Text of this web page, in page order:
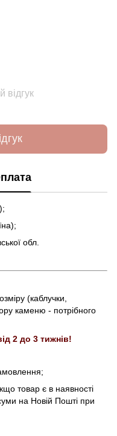
відгук
обл.
(каблучки,
каменю - потрібного
2 до 3 тижнів!
товар є в наявності
на Новій Пошті при